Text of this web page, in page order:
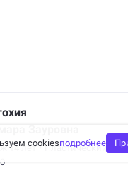
14 лет • Пластический
cookiesподробнее